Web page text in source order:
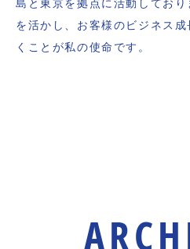
島と東京を拠点に活動してお
を活かし、お客様のビジネス
くことが私の使命です。